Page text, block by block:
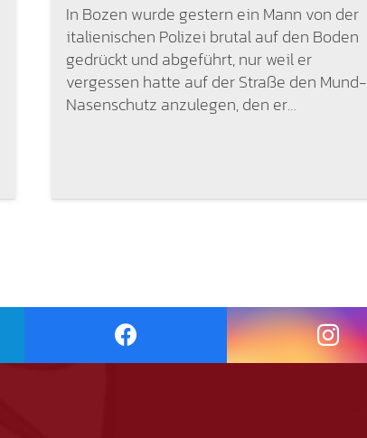
In Bozen wurde gestern ein Mann von der
italienischen Polizei brutal auf den Boden
gedrückt und abgeführt, nur weil er
vergessen hatte auf der Straße den Mund-
Nasenschutz anzulegen, den er…